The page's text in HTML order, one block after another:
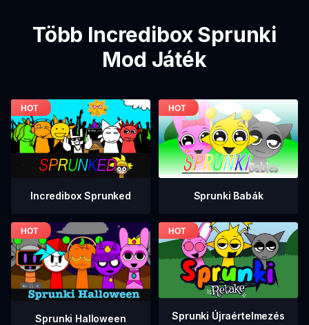
Több Incredibox Sprunki
Mod Játék
Incredibox Sprunked Sprunki Babák
Sprunki Halloween Sprunki Újraértelmezés